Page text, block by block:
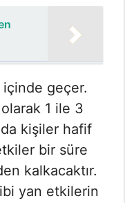
geçer.
1 ile 3
kişiler hafif
bir süre
kalkacaktır.
yan etkilerin